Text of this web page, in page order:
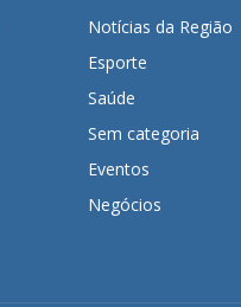
Notícias da Região
Esporte
Saúde
Sem categoria
Eventos
Negócios